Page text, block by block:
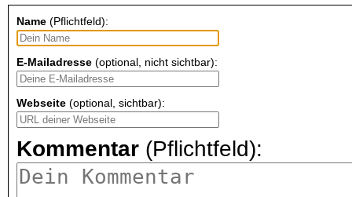
Name (Pflichtfeld):
E-Mailadresse (optional, nicht sichtbar):
Webseite (optional, sichtbar):
Kommentar (Pflichtfeld):